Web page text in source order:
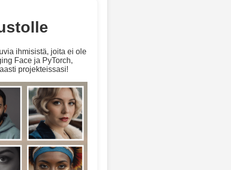
ihmisistä, joita ei ole
Face ja PyTorch,
projekteissasi!